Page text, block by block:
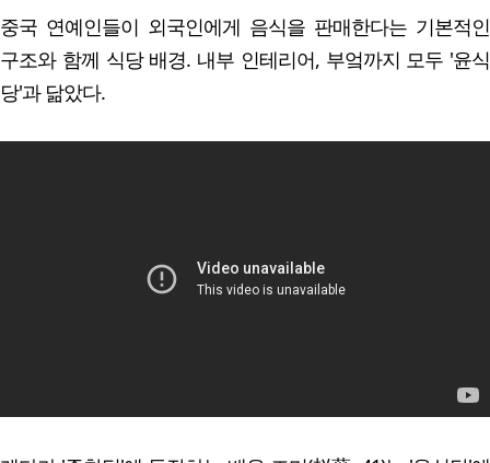
중국 연예인들이 외국인에게 음식을 판매한다는 기본적인
구조와 함께 식당 배경. 내부 인테리어, 부엌까지 모두 '윤식
당'과 닮았다.